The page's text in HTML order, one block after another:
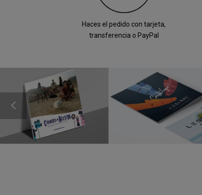
Haces el pedido con tarjeta,
transferencia o PayPal